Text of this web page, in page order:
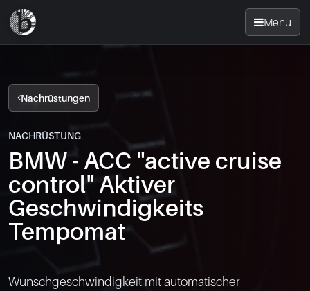
Menü
Startseite
Nachrüsten
News
FAQ
Standorte
Kontakt
Nachrüstungen
NACHRÜSTUNG
BMW - ACC "active cruise
control" Aktiver
Geschwindigkeits
Tempomat
Wunschgeschwindigkeit mit automatischer